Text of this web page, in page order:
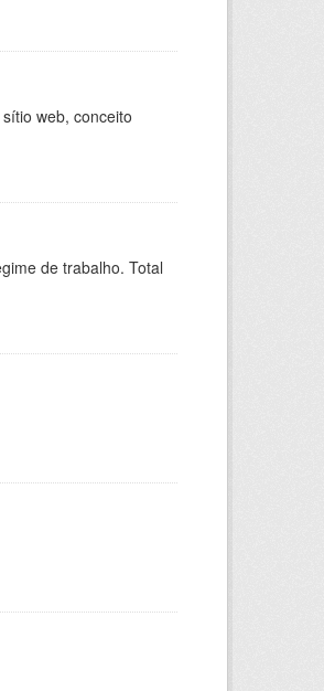
web, conceito
de trabalho. Total